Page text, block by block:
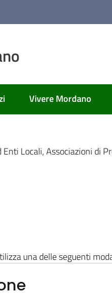
Vivere Mordano
Locali, Associazioni di
una delle seguenti